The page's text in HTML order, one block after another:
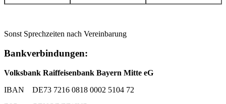
Sonst Sprechzeiten nach Vereinbarung
Bankverbindungen:
Volksbank Raiffeisenbank Bayern Mitte eG
IBAN DE73 7216 0818 0002 5104 72